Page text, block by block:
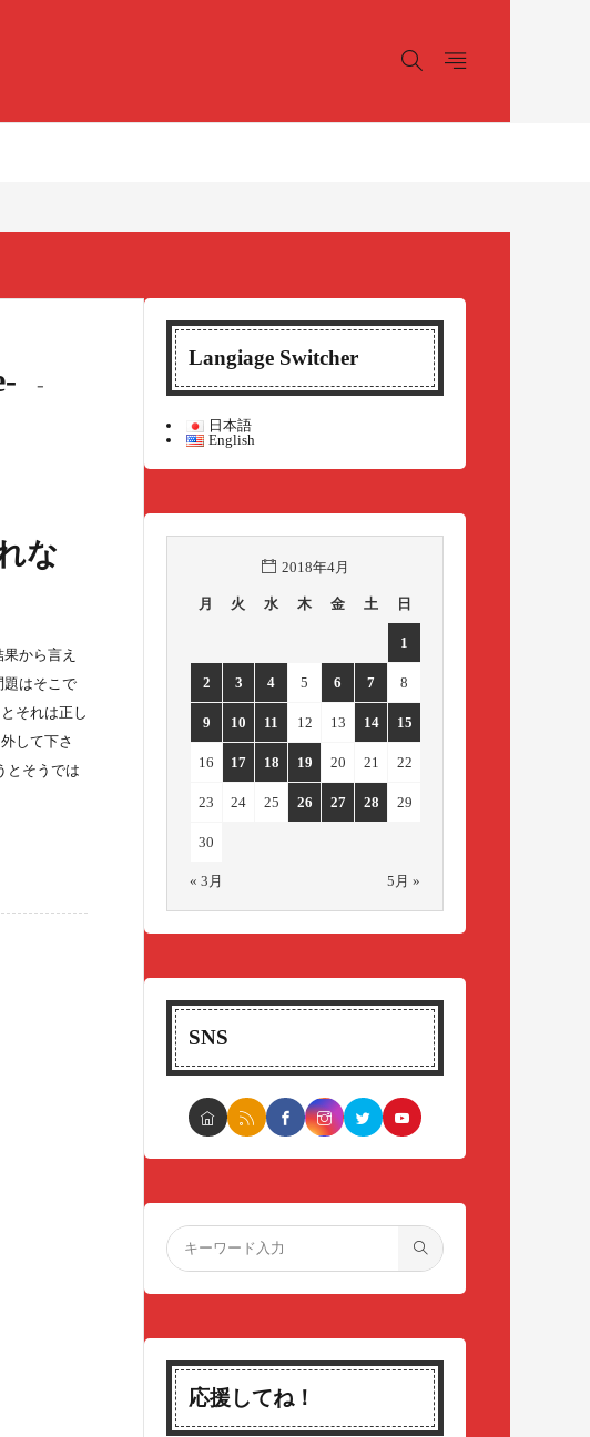
な
から言え
題はそこで
それは正し
して下さ
とそうでは
Langiage Switcher
日本語
English
2018年4月
月 火 水 木 金 土 日
1
2 3 4 5 6 7 8
9 10 11 12 13 14 15
16 17 18 19 20 21 22
23 24 25 26 27 28 29
30
« 3月 5月 »
SNS
応援してね！